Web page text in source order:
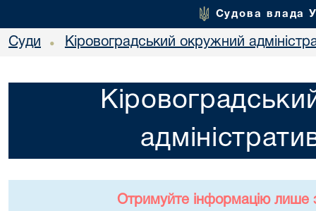
Судова влада
Суди • Кіровоградський окружний
Отримуйте інформацію лише